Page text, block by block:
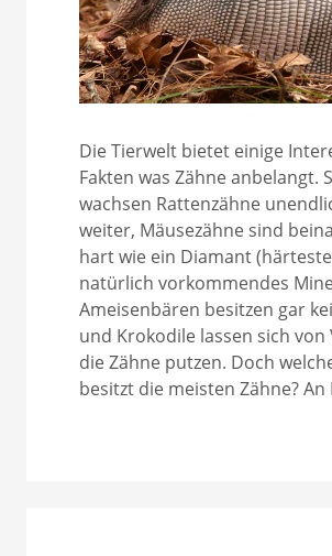
Die Tierwelt bietet einige
Fakten was Zähne anbelangt.
wachsen Rattenzähne
weiter, Mäusezähne sind
hart wie ein Diamant
natürlich vorkommendes
Ameisenbären besitzen gar
und Krokodile lassen sich von
die Zähne putzen. Doch
besitzt die meisten Zähne?